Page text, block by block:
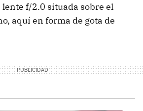
f/2.0 situada sobre el
aquí en forma de gota de